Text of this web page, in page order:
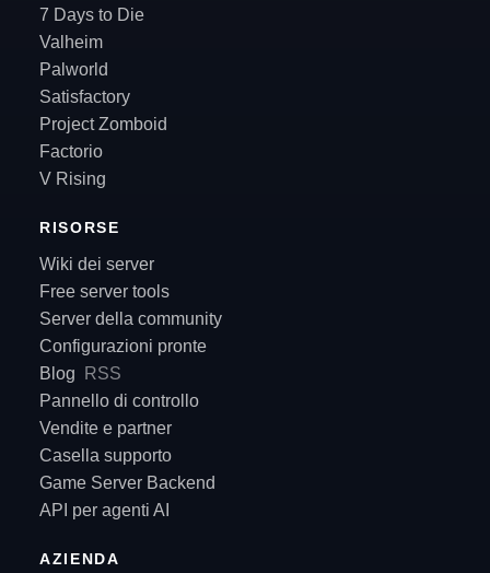
7 Days to Die
Valheim
Palworld
Satisfactory
Project Zomboid
Factorio
V Rising
RISORSE
Wiki dei server
Free server tools
Server della community
Configurazioni pronte
Blog
RSS
Pannello di controllo
Vendite e partner
Casella supporto
Game Server Backend
API per agenti AI
AZIENDA